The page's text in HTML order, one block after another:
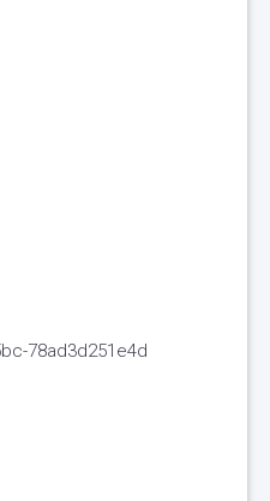
78ad3d251e4d